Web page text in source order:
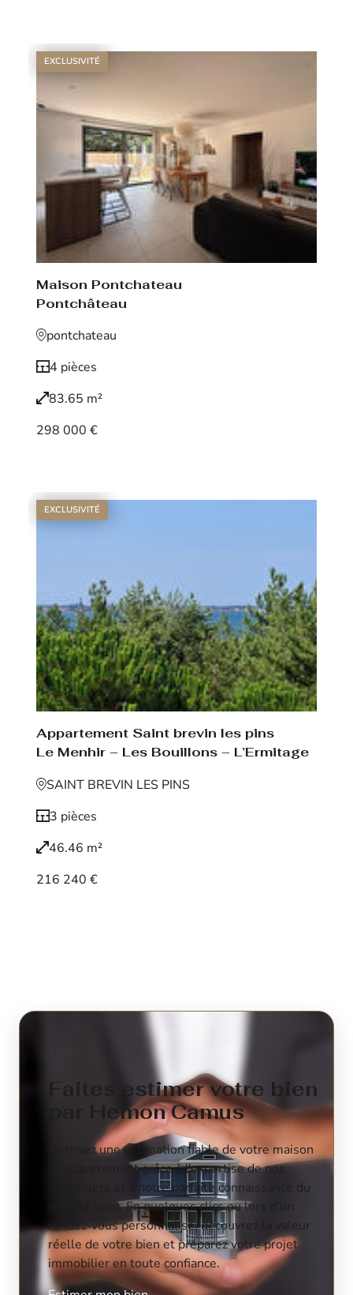
EXCLUSIVITÉ
Maison Pontchateau
Pontchâteau
pontchateau
4 pièces
83.65 m²
298 000 €
EXCLUSIVITÉ
Appartement Saint brevin les pins
Le Menhir – Les Bouillons – L’Ermitage
SAINT BREVIN LES PINS
3 pièces
46.46 m²
216 240 €
Faites estimer votre bien
par Hemon Camus
Obtenez une estimation fiable de votre maison
ou appartement grâce à l’expertise de nos
conseillers et à notre parfaite connaissance du
marché local. En quelques clics ou lors d’un
rendez-vous personnalisé, découvrez la valeur
réelle de votre bien et préparez votre projet
immobilier en toute confiance.